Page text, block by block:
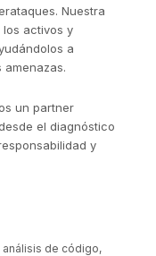
Nuestra
los activos y
a
un partner
el diagnóstico
y
de código,